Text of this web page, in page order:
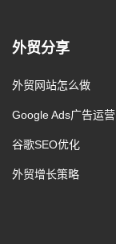
外贸分享
外贸网站怎么做
Google Ads广告运营
谷歌SEO优化
外贸增长策略